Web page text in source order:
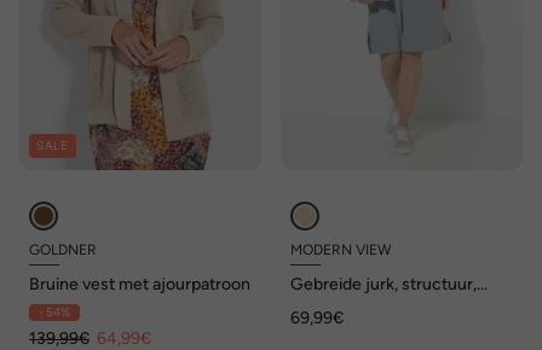
SALE
GOLDNER
Bruine vest met ajourpatroon
- 54%
139,99€ 64,99€
MODERN VIEW
Gebreide jurk, structuur,
69,99€